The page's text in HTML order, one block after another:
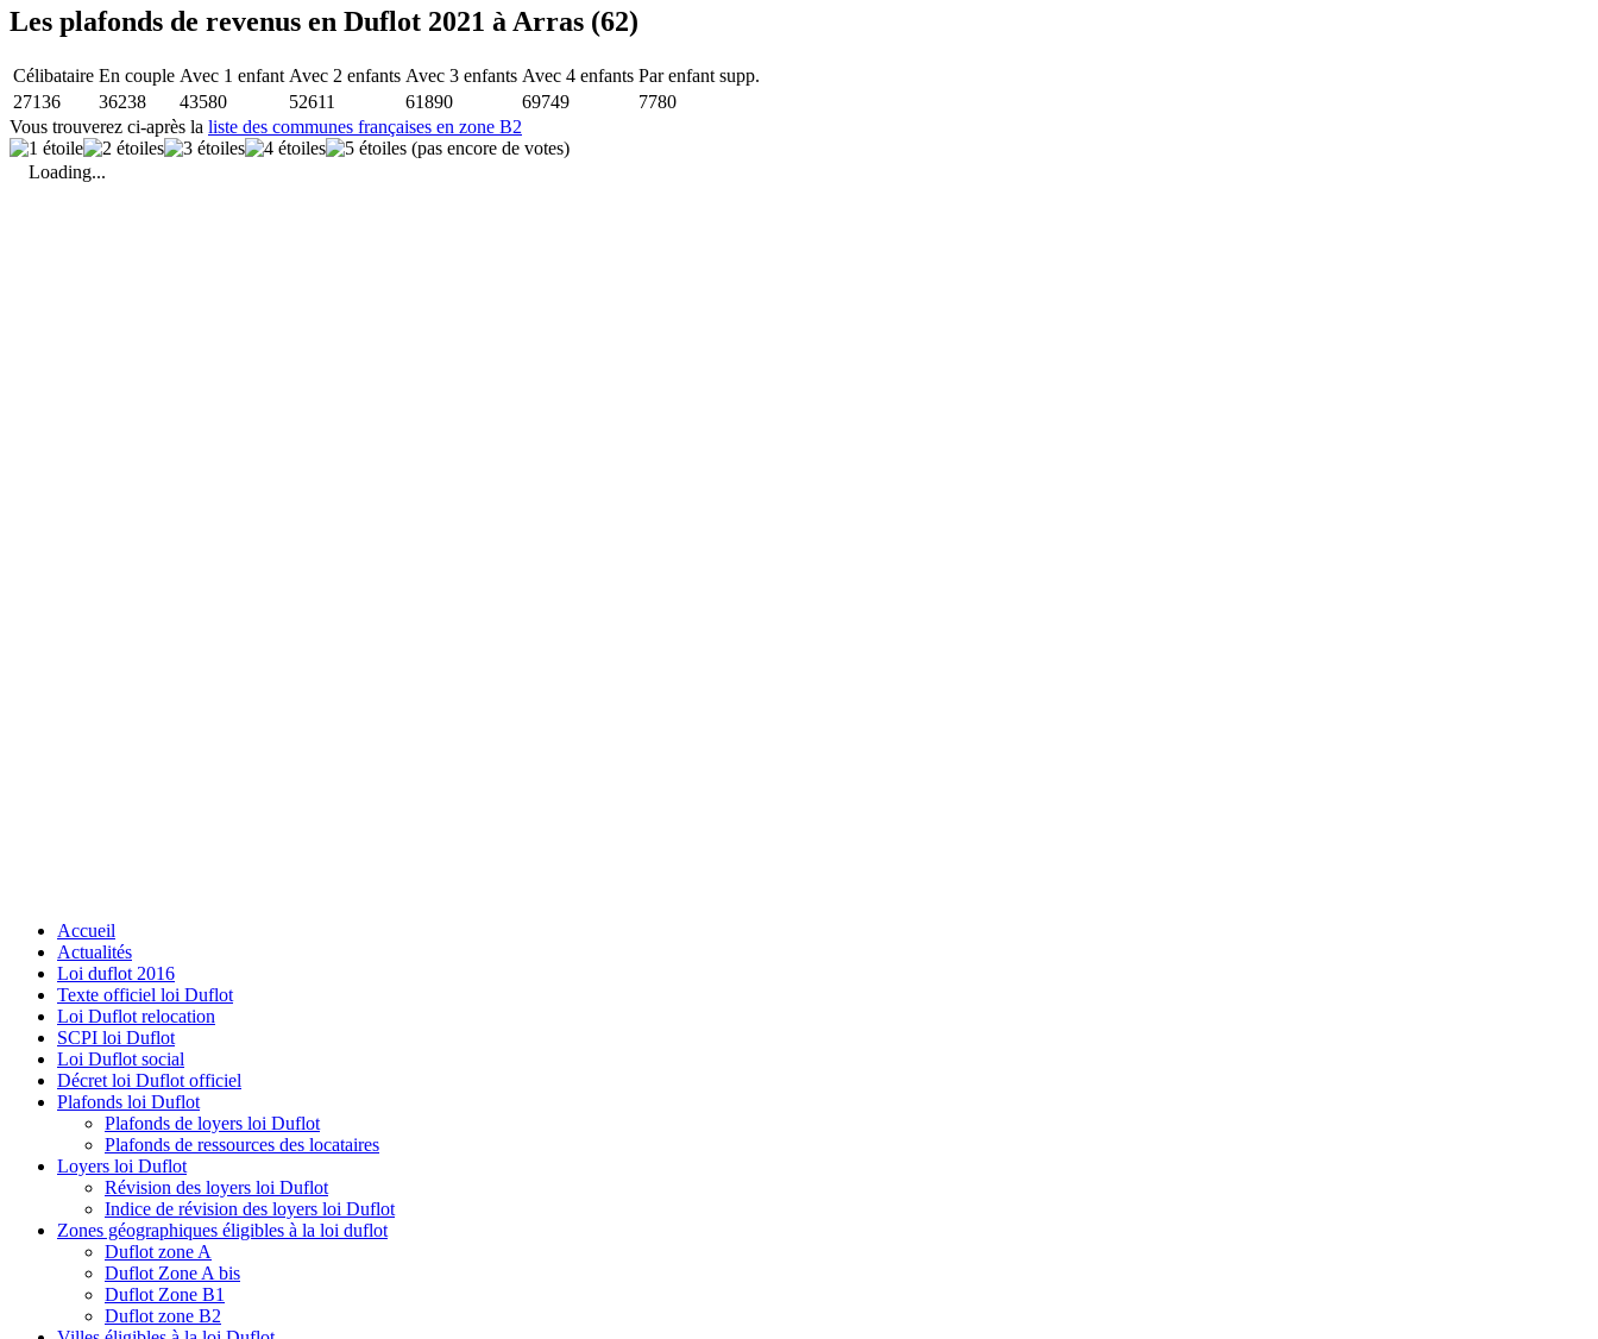
Les plafonds de revenus en Duflot 2021 à Arras (62)
Célibataire En couple Avec 1 enfant Avec 2 enfants Avec 3 enfants Avec 4 enfants Par enfant supp.
27136
36238 43580 52611 61890 69749
7780
Vous trouverez ci-après la liste des communes françaises en zone B2
(pas encore de votes)
Loading...
Accueil
Actualités
Loi duflot 2016
Texte officiel loi Duflot
Loi Duflot relocation
SCPI loi Duflot
Loi Duflot social
Décret loi Duflot officiel
Plafonds loi Duflot
Plafonds de loyers loi Duflot
Plafonds de ressources des locataires
Loyers loi Duflot
Révision des loyers loi Duflot
Indice de révision des loyers loi Duflot
Zones géographiques éligibles à la loi duflot
Duflot zone A
Duflot Zone A bis
Duflot Zone B1
Duflot zone B2